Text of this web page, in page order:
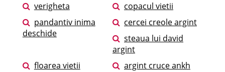
verigheta
copacul vietii
pandantiv inima
deschide
cercei creole argint
steaua lui david
argint
floarea vietii
argint cruce ankh